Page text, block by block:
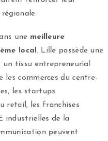
une meilleure
local . Lille possède une
tissu entrepreneurial
les commerces du centre-
les startups
retail, les franchises
industrielles de la
peuvent